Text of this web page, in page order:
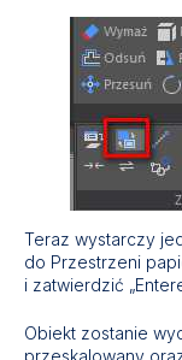
Teraz wystarczy
do Przestrzeni
i zatwierdzić
Obiekt zostanie
przeskalowany